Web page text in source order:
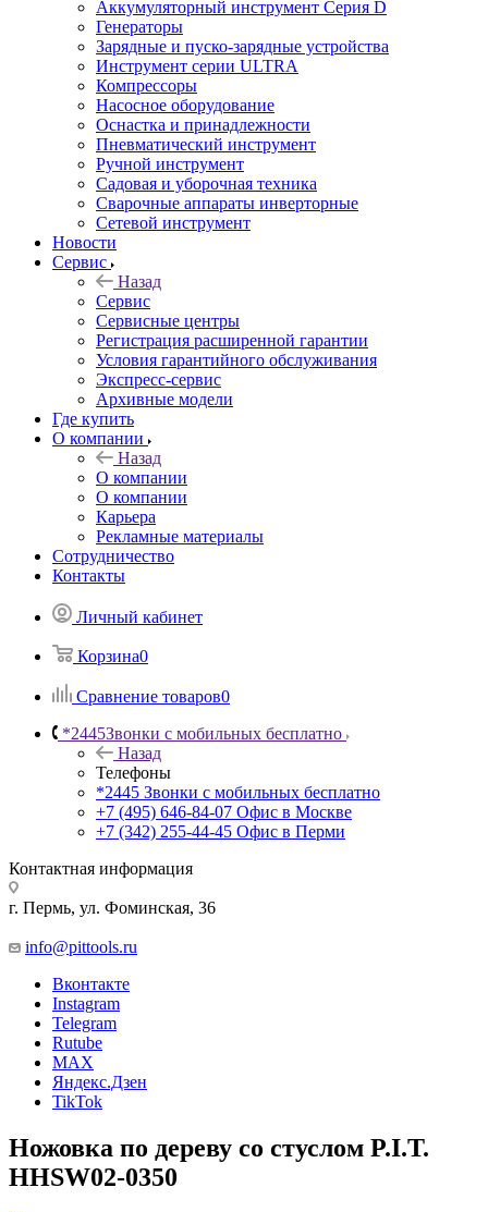
Аккумуляторный инструмент Серия D
Генераторы
Зарядные и пуско-зарядные устройства
Инструмент серии ULTRA
Компрессоры
Насосное оборудование
Оснастка и принадлежности
Пневматический инструмент
Ручной инструмент
Садовая и уборочная техника
Сварочные аппараты инверторные
Сетевой инструмент
Новости
Сервис
Назад
Сервис
Сервисные центры
Регистрация расширенной гарантии
Условия гарантийного обслуживания
Экспресс-сервис
Архивные модели
Где купить
О компании
Назад
О компании
О компании
Карьера
Рекламные материалы
Сотрудничество
Контакты
Личный кабинет
Корзина0
Сравнение товаров0
*2445Звонки с мобильных бесплатно
Назад
Телефоны
*2445 Звонки с мобильных бесплатно
+7 (495) 646-84-07 Офис в Москве
+7 (342) 255-44-45 Офис в Перми
Контактная информация
г. Пермь, ул. Фоминская, 36
info@pittools.ru
Вконтакте
Instagram
Telegram
Rutube
MAX
Яндекс.Дзен
TikTok
Ножовка по дереву со стуслом P.I.T.
HHSW02-0350